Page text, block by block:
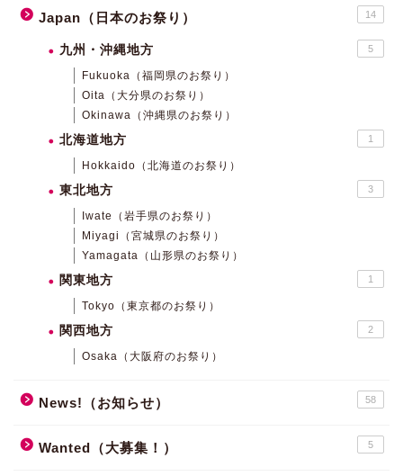
Japan（日本のお祭り） 14
九州・沖縄地方 5
Fukuoka（福岡県のお祭り）
Oita（大分県のお祭り）
Okinawa（沖縄県のお祭り）
北海道地方 1
Hokkaido（北海道のお祭り）
東北地方 3
Iwate（岩手県のお祭り）
Miyagi（宮城県のお祭り）
Yamagata（山形県のお祭り）
関東地方 1
Tokyo（東京都のお祭り）
関西地方 2
Osaka（大阪府のお祭り）
News!（お知らせ） 58
Wanted（大募集！） 5